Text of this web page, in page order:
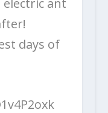
days of